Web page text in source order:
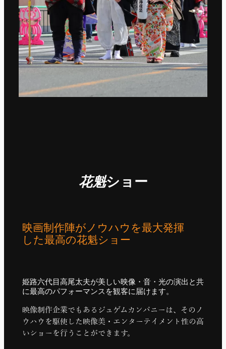
花魁ショー
映画制作陣がノウハウを最大発揮
した最高の花魁ショー
姫路六代目高尾太夫が美しい映像・音・光の演出と共
に最高のパフォーマンスを観客に届けます。
映像制作企業でもあるジュゲムカンパニーは、そのノ
ウハウを駆使した映像美・エンターテイメント性の高
いショーを行うことができます。